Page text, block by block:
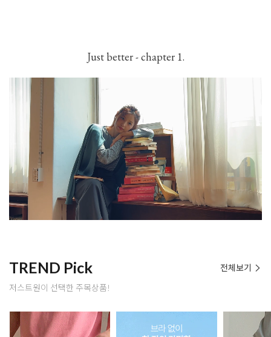
Just better - chapter 1.
TREND Pick
저스트원이 선택한 주목상품!
전체보기